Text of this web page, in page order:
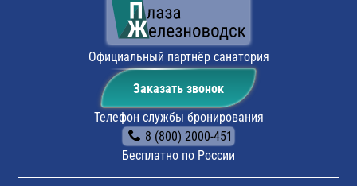
На личном транспорте:до г. Железноводска, далее,
чтобы не заблудиться, можно воспользоваться
навигатором. По прибытии будет возможность
оставить автомобиль на парковке санатория.
путешествие в санаторий по ж/д
аналогично второй части пути от аэропорта
“Минеральные Воды”. Это — станция “Бештау”
(расположена в 6 км от центра Железноводска),
электричка либо автобус №10, маршрутное такси
№214, частный извозчик.
Официальный партнёр санатория
Заказать звонок
Телефон службы бронирования
8 (800) 2000-451
Бесплатно по России